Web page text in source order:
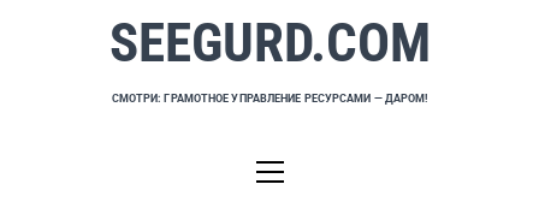
SEEGURD.COM
СМОТРИ: ГРАМОТНОЕ УПРАВЛЕНИЕ РЕСУРСАМИ — ДАРОМ!
меню